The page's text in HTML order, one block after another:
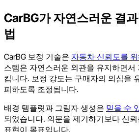
CarBG가 자연스러운 결
법
CarBG 보정 기술은 자동차 신뢰도를
스템은 자연스러운 외관을 유지하면서
킵니다. 보정 강도는 구매자의 의심을
피하도록 조정됩니다.
배경 템플릿과 그림자 생성은 믿을 수
되었습니다. 의문을 제기하기보다 신
표현이 목표입니다.